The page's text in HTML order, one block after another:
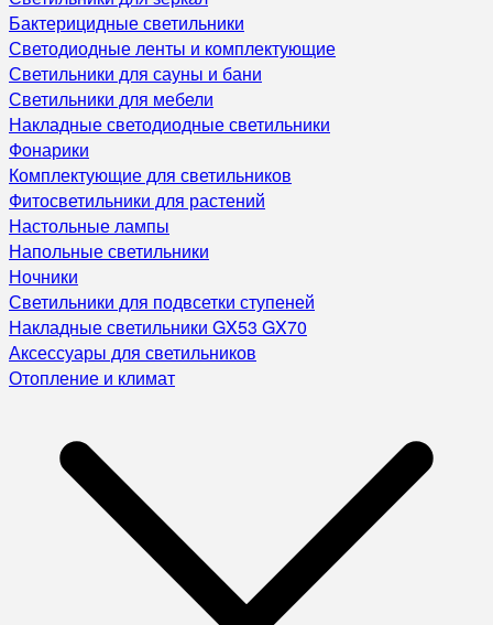
Бактерицидные светильники
Светодиодные ленты и комплектующие
Светильники для сауны и бани
Светильники для мебели
Накладные светодиодные светильники
Фонарики
Комплектующие для светильников
Фитосветильники для растений
Настольные лампы
Напольные светильники
Ночники
Светильники для подвсетки ступеней
Накладные светильники GX53 GX70
Аксессуары для светильников
Отопление и климат